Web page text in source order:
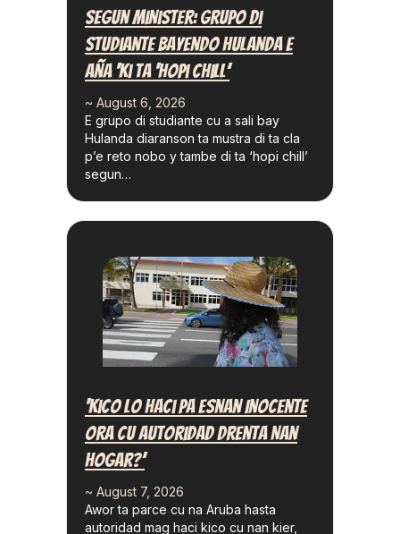
Segun Minister: Grupo Di
Studiante Bayendo Hulanda E
Aña ‘ki Ta ‘hopi Chill’
~ August 6, 2026
E grupo di studiante cu a sali bay
Hulanda diaranson ta mustra di ta cla
p’e reto nobo y tambe di ta ‘hopi chill’
segun…
‘Kico Lo Haci Pa Esnan Inocente
Ora Cu Autoridad Drenta Nan
Hogar?’
~ August 7, 2026
Awor ta parce cu na Aruba hasta
autoridad mag haci kico cu nan kier,